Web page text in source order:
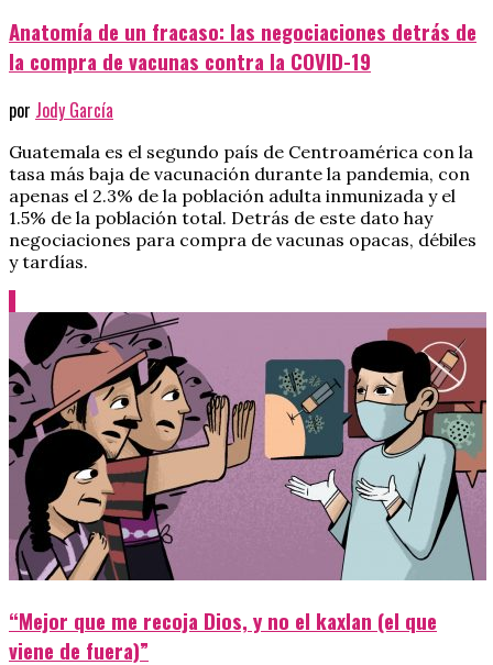
Anatomía de un fracaso: las negociaciones detrás de
la compra de vacunas contra la COVID-19
por Jody García
Guatemala es el segundo país de Centroamérica con la
tasa más baja de vacunación durante la pandemia, con
apenas el 2.3% de la población adulta inmunizada y el
1.5% de la población total. Detrás de este dato hay
negociaciones para compra de vacunas opacas, débiles
y tardías.
“Mejor que me recoja Dios, y no el kaxlan (el que
viene de fuera)”